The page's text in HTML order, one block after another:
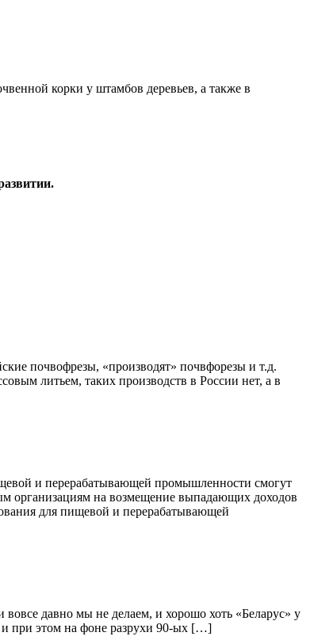
корки у штамбов деревьев, а также в
почвофрезы, «производят» почвфорезы и т.д.
литьем, таких производств в России нет, а в
и перерабатывающей промышленности смогут
организациям на возмещение выпадающих доходов
для пищевой и перерабатывающей
давно мы не делаем, и хорошо хоть «Беларус» у
и при этом на фоне разрухи 90-ых […]